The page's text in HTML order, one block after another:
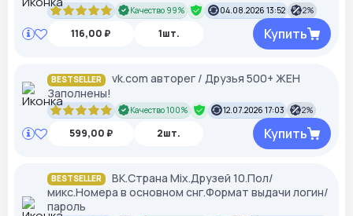
Качество 99% 04.08.2026 13:52 2%
116,00 ₽ 1шт. Купить
BESTSELLER
vk.com авторег / Друзья 500+ ЖЕН
Заполнены!
Качество 100% 12.07.2026 17:03 2%
599,00 ₽ 2шт. Купить
BESTSELLER
ВК.Страна Mix.Друзей 10.Пол/
микс.Номера в основном снг.Формат выдачи логин/
пароль